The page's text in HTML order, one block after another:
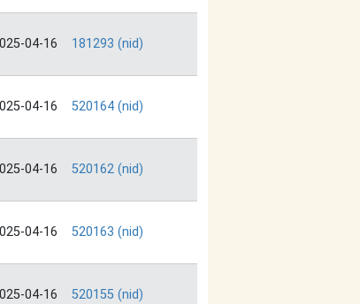
04-16 181293 (nid)
04-16 520164 (nid)
04-16 520162 (nid)
04-16 520163 (nid)
04-16 520155 (nid)